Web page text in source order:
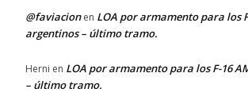
@faviacionen LOA por armamento para los
argentinos – último tramo.
Herni en LOA por armamento para los F-16
– último tramo.